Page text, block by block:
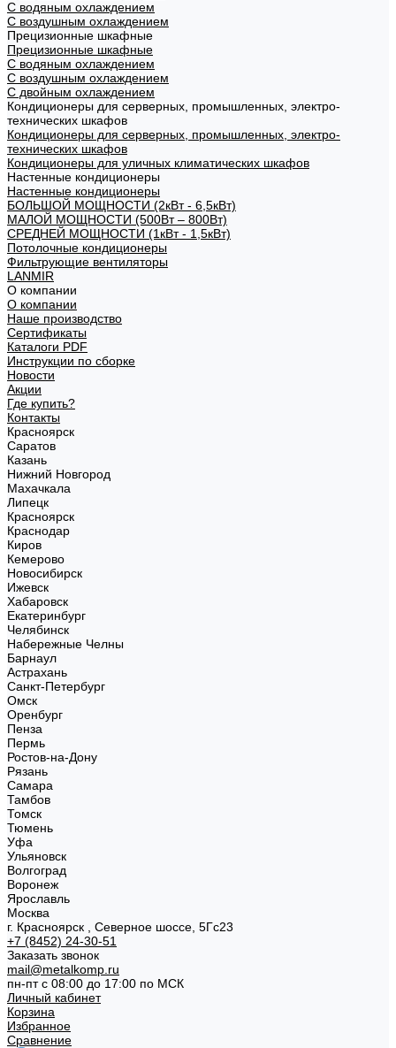
С водяным охлаждением
С воздушным охлаждением
Прецизионные шкафные
Прецизионные шкафные
С водяным охлаждением
С воздушным охлаждением
С двойным охлаждением
Кондиционеры для серверных, промышленных, электро-
технических шкафов
Кондиционеры для серверных, промышленных, электро-
технических шкафов
Кондиционеры для уличных климатических шкафов
Настенные кондиционеры
Настенные кондиционеры
БОЛЬШОЙ МОЩНОСТИ (2кВт - 6,5кВт)
МАЛОЙ МОЩНОСТИ (500Вт – 800Вт)
СРЕДНЕЙ МОЩНОСТИ (1кВт - 1,5кВт)
Потолочные кондиционеры
Фильтрующие вентиляторы
LANMIR
О компании
О компании
Наше производство
Сертификаты
Каталоги PDF
Инструкции по сборке
Новости
Акции
Где купить?
Контакты
Красноярск
Саратов
Казань
Нижний Новгород
Махачкала
Липецк
Красноярск
Краснодар
Киров
Кемерово
Новосибирск
Ижевск
Хабаровск
Екатеринбург
Челябинск
Набережные Челны
Барнаул
Астрахань
Санкт-Петербург
Омск
Оренбург
Пенза
Пермь
Ростов-на-Дону
Рязань
Самара
Тамбов
Томск
Тюмень
Уфа
Ульяновск
Волгоград
Воронеж
Ярославль
Москва
г. Красноярск , Северное шоссе, 5Гс23
+7 (8452) 24-30-51
Заказать звонок
mail@metalkomp.ru
пн-пт с 08:00 до 17:00 по МСК
Личный кабинет
Корзина
Избранное
Сравнение